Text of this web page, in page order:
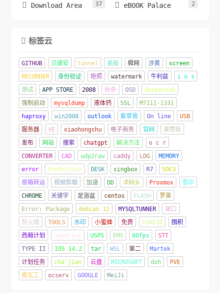
 Download Area 37  eBOOK Palace 2
 标签云
GITHUB 贝康安 tunnel 美版 舜网 涉黄
screen
RECORDER
身份验证 艳照 watermark 牛利兹
i o s
测试
APP STORE 2008 秒杀 OSD
dockerhub
强制启动
mysqldump 液体钙 SSL
M7111-1331
haproxy
win2008 outlook 紫草膏 On line
USB
服务器
VE xiaohongshu 电子商务 官网
美赞臣
发布
网站 搜索 chatgpt 解决方法
o c r
CONVERTER
CAD udp2raw caddy LOG
MEMORY
error
Protection DESK singbox R7
SOC3
原箱转运
视频剪辑 加速 DD 洋码头 Proxmox
雪印
CHROME
关键字 足浴盆 centos FLASH
罗莱
Error: Package
debian 12 MYSQLTUNNER
端口
防火墙
TOOLS 水印 小蜜蜂 免费 SSAE18
囤积
西厢计划
onedrive USPS EMS 60fps
STT
TYPE II
IOS 14.2 tar WSL 第二
Martek
计划任务
cha'jian 云盘 MICROSOFT doh
PVE
搬瓦工
ocserv GOOGLE MeiJi